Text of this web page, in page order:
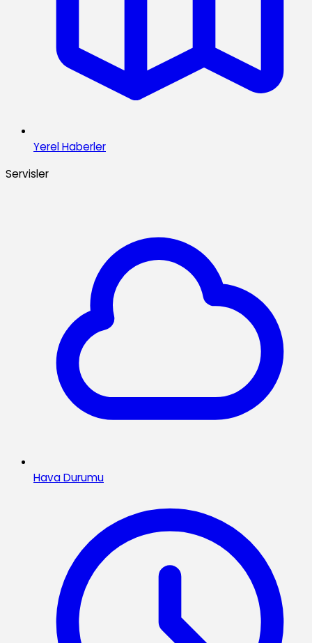
Yerel Haberler
Servisler
Hava Durumu